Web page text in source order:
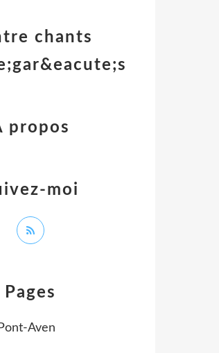
Pages
Aven
chants
moi
propos